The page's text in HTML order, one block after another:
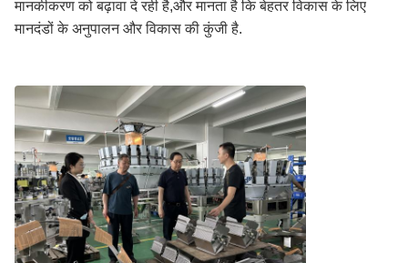
मानकीकरण को बढ़ावा दे रही है,और मानता है कि बेहतर विकास के लिए
मानदंडों के अनुपालन और विकास की कुंजी है.